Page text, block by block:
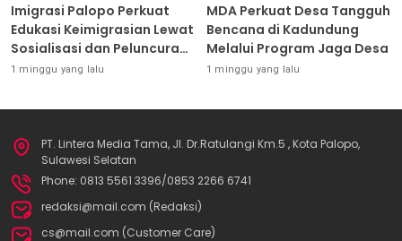
Imigrasi Palopo Perkuat
Edukasi Keimigrasian Lewat
Sosialisasi dan Peluncuran
Inovasi Chatbot “IT CHIKA”
1 minggu yang lalu
MDA Perkuat Desa Tangguh
Bencana di Kadundung
Melalui Program Jaga Desa
1 minggu yang lalu
PT. Lintera Media Tama, Jl. Dr.Ratulangi Km.5 , Kota Palopo,
Sulawesi Selatan
Phone: 0813 5561 3396/0853 2266 6741
redaksi@mail.com (Redaksi)
cs@mail.com (Customer Care)